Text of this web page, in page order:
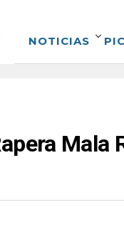
NOTICIAS
Mala